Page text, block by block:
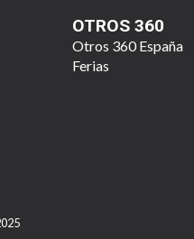
OTROS 360
Otros 360 España
Ferias